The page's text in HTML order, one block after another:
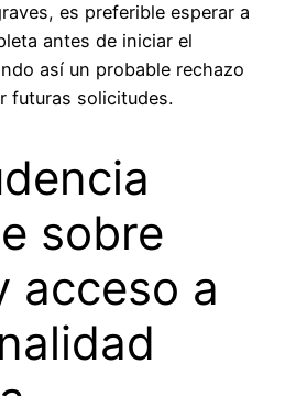
es preferible esperar a
antes de iniciar el
así un probable rechazo
futuras solicitudes.
sobre
acceso a